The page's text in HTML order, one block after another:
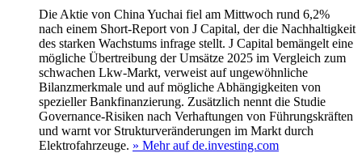
Die Aktie von China Yuchai fiel am Mittwoch rund 6,2%
nach einem Short-Report von J Capital, der die Nachhaltigkeit
des starken Wachstums infrage stellt. J Capital bemängelt eine
mögliche Übertreibung der Umsätze 2025 im Vergleich zum
schwachen Lkw-Markt, verweist auf ungewöhnliche
Bilanzmerkmale und auf mögliche Abhängigkeiten von
spezieller Bankfinanzierung. Zusätzlich nennt die Studie
Governance-Risiken nach Verhaftungen von Führungskräften
und warnt vor Strukturveränderungen im Markt durch
Elektrofahrzeuge. » Mehr auf de.investing.com